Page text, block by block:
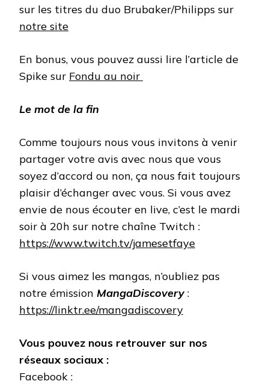
sur les titres du duo Brubaker/Philipps sur
notre site
En bonus, vous pouvez aussi lire l’article de
Spike sur Fondu au noir
Le mot de la fin
Comme toujours nous vous invitons à venir
partager votre avis avec nous que vous
soyez d’accord ou non, ça nous fait toujours
plaisir d’échanger avec vous. Si vous avez
envie de nous écouter en live, c’est le mardi
soir à 20h sur notre chaîne Twitch :
https://www.twitch.tv/jamesetfaye
Si vous aimez les mangas, n’oubliez pas
notre émission MangaDiscovery:
https://linktr.ee/mangadiscovery
Vous pouvez nous retrouver sur nos
réseaux sociaux :
Facebook :